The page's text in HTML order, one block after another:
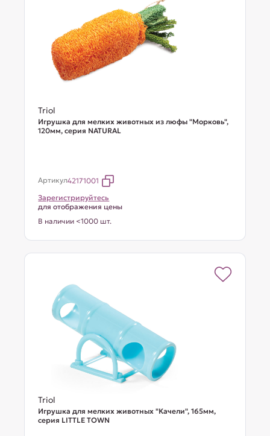
Triol
Игрушка для мелких животных из люфы "Морковь",
120мм, серия NATURAL
Артикул42171001
Зарегистрируйтесь
для отображения цены
В наличии <1000 шт.
Triol
Игрушка для мелких животных "Качели", 165мм,
серия LITTLE TOWN